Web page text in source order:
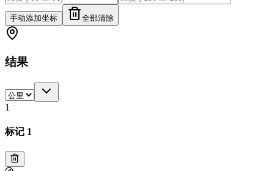
手动添加坐标 全部清除
结果
1
标记 1